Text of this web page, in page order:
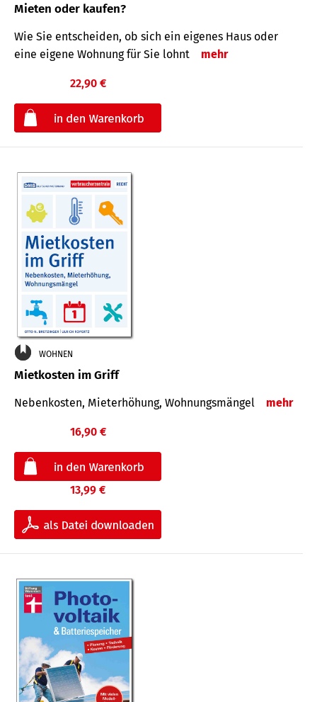
Mieten oder kaufen?
Wie Sie entscheiden, ob sich ein eigenes Haus oder
eine eigene Wohnung für Sie lohnt
mehr
22,90 €
WOHNEN
Mietkosten im Griff
Nebenkosten, Mieterhöhung, Wohnungsmängel mehr
16,90 €
13,99 €